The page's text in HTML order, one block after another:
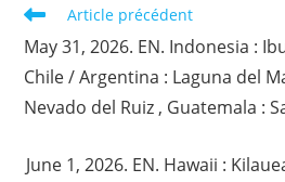
Read
articles
Article précédent
May 31, 2026. EN. Indonesia :
Chile / Argentina : Laguna del
Nevado del Ruiz , Guatemala :
June 1, 2026. EN. Hawaii :